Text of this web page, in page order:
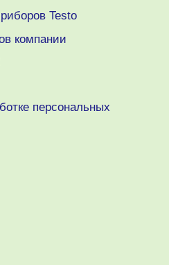
Testo
компании
персональных